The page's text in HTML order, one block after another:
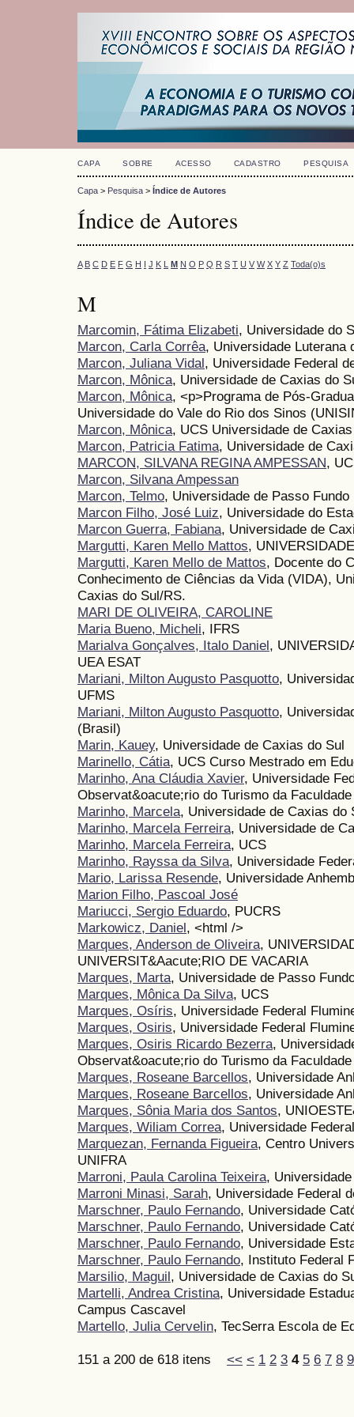
CAPA SOBRE ACESSO CADASTRO PESQUISA
Capa > Pesquisa > Índice de Autores
Índice de Autores
A B C D E F G H I J K L M N O P Q R S T U V W X Y Z Toda(o)s
M
Marcomin, Fátima Elizabeti, Universidade do
Marcon, Carla Corrêa, Universidade Luterana
Marcon, Juliana Vidal, Universidade Federal
Marcon, Mônica, Universidade de Caxias do
Marcon, Mônica, <p>Programa de Pós-
Universidade do Vale do Rio dos Sinos
Marcon, Mônica, UCS Universidade de
Marcon, Patricia Fatima, Universidade de
MARCON, SILVANA REGINA AMPESSAN,
Marcon, Silvana Ampessan
Marcon, Telmo, Universidade de Passo Fundo
Marcon Filho, José Luiz, Universidade do
Marcon Guerra, Fabiana, Universidade de
Margutti, Karen Mello Mattos,
Margutti, Karen Mello de Mattos, Docente do
Conhecimento de Ciências da Vida (VIDA),
Caxias do Sul/RS.
MARI DE OLIVEIRA, CAROLINE
Maria Bueno, Micheli, IFRS
Marialva Gonçalves, Italo Daniel,
UEA ESAT
Mariani, Milton Augusto Pasquotto,
UFMS
Mariani, Milton Augusto Pasquotto,
(Brasil)
Marin, Kauey, Universidade de Caxias do Sul
Marinello, Cátia, UCS Curso Mestrado em
Marinho, Ana Cláudia Xavier, Universidade
Observat&oacute;rio do Turismo da
Marinho, Marcela, Universidade de Caxias do
Marinho, Marcela Ferreira, Universidade de
Marinho, Marcela Ferreira, UCS
Marinho, Rayssa da Silva, Universidade
Mario, Larissa Resende, Universidade
Marion Filho, Pascoal José
Mariucci, Sergio Eduardo, PUCRS
Markowicz, Daniel, <html />
Marques, Anderson de Oliveira,
UNIVERSIT&Aacute;RIO DE VACARIA
Marques, Marta, Universidade de Passo
Marques, Mônica Da Silva, UCS
Marques, Osíris, Universidade Federal
Marques, Osiris, Universidade Federal
Marques, Osiris Ricardo Bezerra,
Observat&oacute;rio do Turismo da
Marques, Roseane Barcellos, Universidade
Marques, Roseane Barcellos, Universidade
Marques, Sônia Maria dos Santos,
Marques, Wiliam Correa, Universidade
Marquezan, Fernanda Figueira, Centro
UNIFRA
Marroni, Paula Carolina Teixeira,
Marroni Minasi, Sarah, Universidade Federal
Marschner, Paulo Fernando, Universidade
Marschner, Paulo Fernando, Universidade
Marschner, Paulo Fernando, Universidade
Marschner, Paulo Fernando, Instituto Federal
Marsilio, Maguil, Universidade de Caxias do
Martelli, Andrea Cristina, Universidade
Campus Cascavel
Martello, Julia Cervelin, TecSerra Escola de
151 a 200 de 618 itens << < 1 2 3 4 5 6 7 8 9